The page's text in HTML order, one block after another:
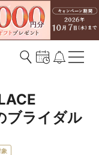
ブライダル